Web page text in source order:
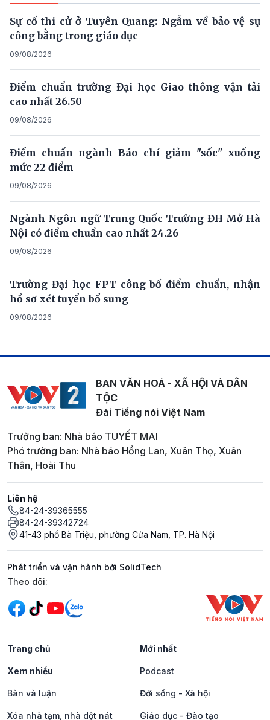
Sự cố thi cử ở Tuyên Quang: Ngẫm về bảo vệ sự
công bằng trong giáo dục
09/08/2026
Điểm chuẩn trường Đại học Giao thông vận tải
cao nhất 26.50
09/08/2026
Điểm chuẩn ngành Báo chí giảm "sốc" xuống
mức 22 điểm
09/08/2026
Ngành Ngôn ngữ Trung Quốc Trường ĐH Mở Hà
Nội có điểm chuẩn cao nhất 24.26
09/08/2026
Trường Đại học FPT công bố điểm chuẩn, nhận
hồ sơ xét tuyển bổ sung
09/08/2026
BAN VĂN HOÁ - XÃ HỘI VÀ DÂN
TỘC
Đài Tiếng nói Việt Nam
Trưởng ban: Nhà báo TUYẾT MAI
Phó trưởng ban: Nhà báo Hồng Lan, Xuân Thọ, Xuân
Thân, Hoài Thu
Liên hệ
84-24-39365555
84-24-39342724
41-43 phố Bà Triệu, phường Cửa Nam, TP. Hà Nội
Phát triển và vận hành bởi SolidTech
Mạng xã hội
Theo dõi:
Trang chủ Mới nhất
Xem nhiều Podcast
Bàn và luận Đời sống - Xã hội
Xóa nhà tạm, nhà dột nát Giáo dục - Đào tạo